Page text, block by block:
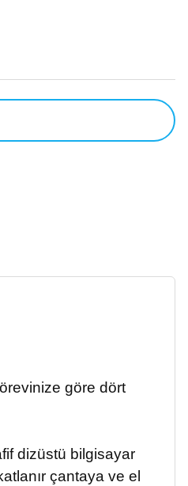
göre dört
dizüstü bilgisayar
çantaya ve el